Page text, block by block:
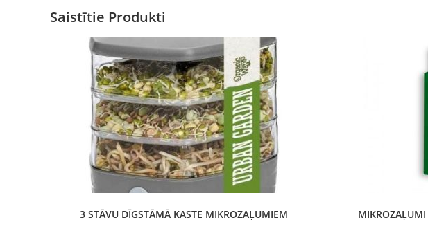
Saistītie Produkti
3 STĀVU DĪGSTĀMĀ KASTE MIKROZAĻUMIEM